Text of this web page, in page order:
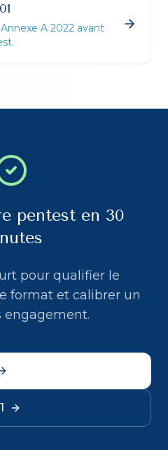
A 2022 avant
pentest en 30
pour qualifier le
format et calibrer un
engagement.